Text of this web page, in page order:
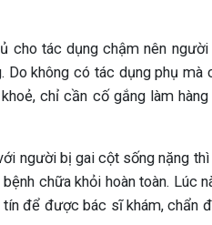
cho tác dụng chậm nên
Do không có tác dụng phụ mà
chỉ cần cố gắng làm
người bị gai cột sống nặng thì
chữa khỏi hoàn toàn. Lúc
để được bác sĩ khám, chẩn